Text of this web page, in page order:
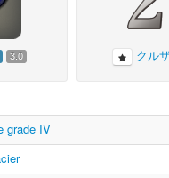
スの粗皮]をなめす為にクル
ピの合計は驚きの143！
る珍しい未知アイテムの１
のクルザス茶葉とは10万差
鉱]と同じ蒐集品の１つが最
たのも理由の１つと思われ
3.0 クル
grade IV